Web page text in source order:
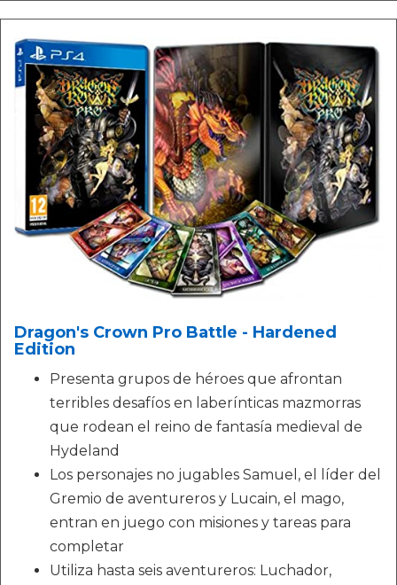
Dragon's Crown Pro Battle - Hardened
Edition
Presenta grupos de héroes que afrontan
terribles desafíos en laberínticas mazmorras
que rodean el reino de fantasía medieval de
Hydeland
Los personajes no jugables Samuel, el líder del
Gremio de aventureros y Lucain, el mago,
entran en juego con misiones y tareas para
completar
Utiliza hasta seis aventureros: Luchador,